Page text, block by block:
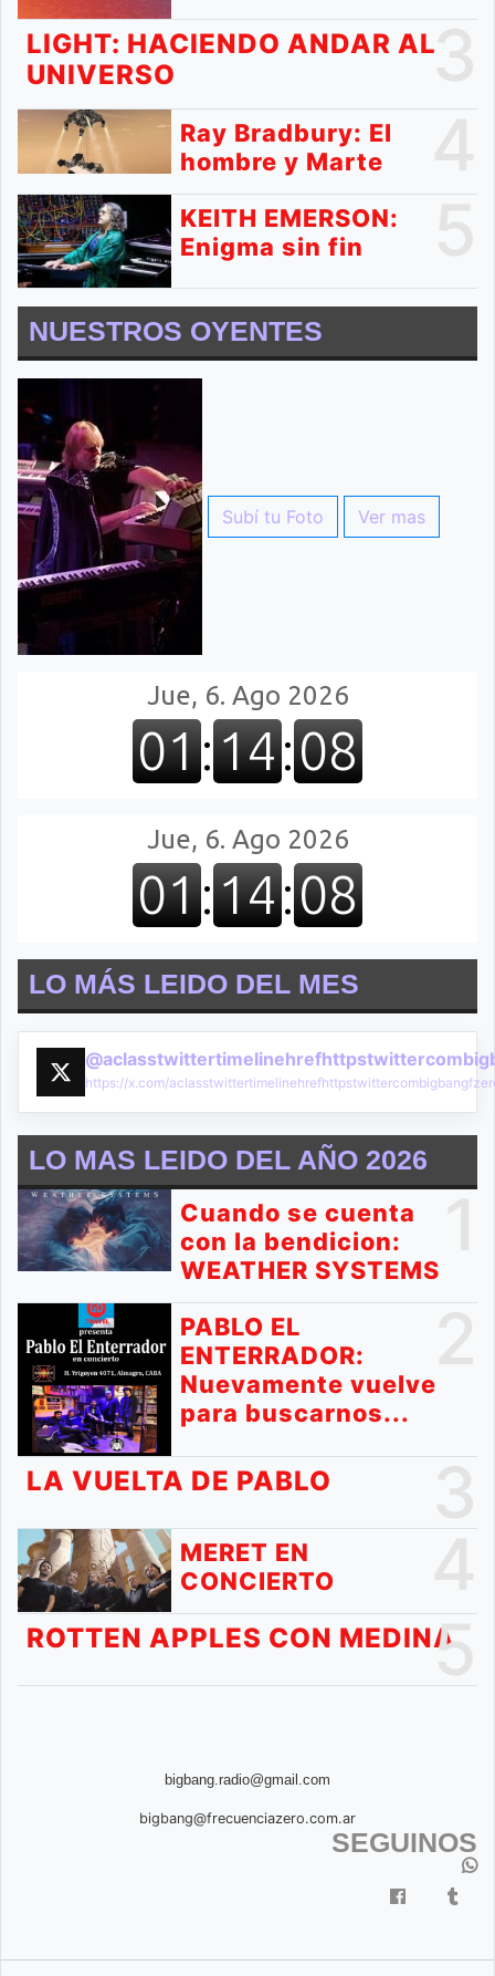
3
LIGHT: HACIENDO ANDAR AL
UNIVERSO
Ray Bradbury: El
hombre y Marte
KEITH EMERSON:
Enigma sin fin
NUESTROS OYENTES
Subí tu Foto Ver mas
LO MÁS LEIDO DEL MES
https://x.com/
LO MAS LEIDO DEL AÑO 2026
Cuando se cuenta
con la bendicion:
WEATHER SYSTEMS
PABLO EL
ENTERRADOR:
Nuevamente vuelve
para buscarnos...
LA VUELTA DE PABLO
MERET EN
CONCIERTO
5
ROTTEN APPLES CON MEDINA
bigbang.radio@gmail.com
bigbang@frecuenciazero.com.ar
SEGUINOS